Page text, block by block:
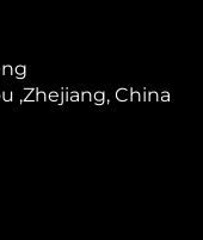
,Zhejiang, China